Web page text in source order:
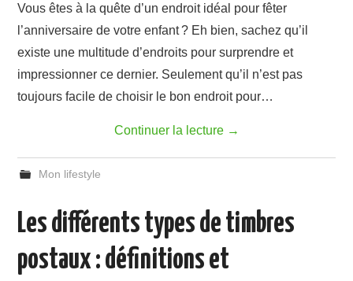
Vous êtes à la quête d’un endroit idéal pour fêter
l’anniversaire de votre enfant ? Eh bien, sachez qu’il
existe une multitude d’endroits pour surprendre et
impressionner ce dernier. Seulement qu’il n’est pas
toujours facile de choisir le bon endroit pour…
Continuer la lecture →
Mon lifestyle
Les différents types de timbres
postaux : définitions et